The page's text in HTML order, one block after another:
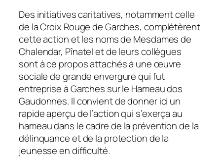
Des initiatives caritatives, notamment celle
de la Croix Rouge de Garches, complétèrent
cette action et les noms de Mesdames de
Chalendar, Pînatel et de leurs collègues
sont à ce propos attachés à une œuvre
sociale de grande envergure qui fut
entreprise à Garches sur le Hameau dos
Gaudonnes. Il convient de donner ici un
rapide aperçu de l’action qui s’exerça au
hameau dans le cadre de la prévention de la
délinquance et de la protection de la
jeunesse en difficulté.